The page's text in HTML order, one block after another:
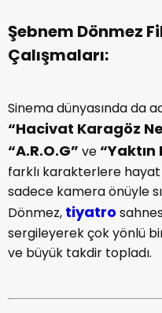
Şebnem Dönmez
Çalışmaları:
Sinema dünyasında da
“Hacivat Karagöz
“A.R.O.G” ve“Yaktın
farklı karakterlere
sadece kamera önüyle
Dönmez, tiyatro
sergileyerek çok yönlü
ve büyük takdir topladı.